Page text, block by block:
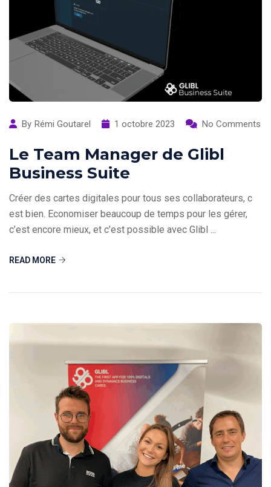
By Rémi Goutarel 1 octobre 2023 No Comments
Le Team Manager de Glibl
Business Suite
Créer des cartes digitales pour tous ses collaborateurs, c
est bien. Economiser beaucoup de temps pour les gérer,
c’est encore mieux, et c’est possible avec Glibl ...
READ MORE